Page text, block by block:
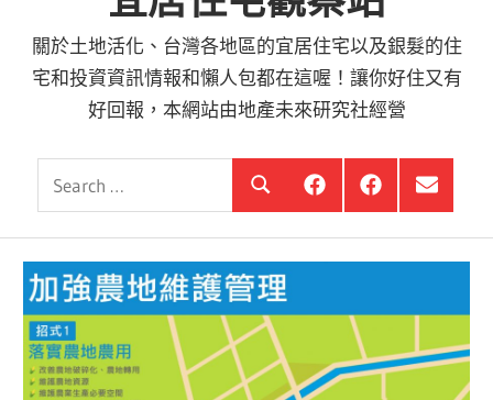
關於土地活化、台灣各地區的宜居住宅以及銀髮的住
宅和投資資訊情報和懶人包都在這喔！讓你好住又有
好回報，本網站由地產未來研究社經營
Search
銀
髮
住
宅
觀
投
資
銀
髮,
前
海
選
單
項
目